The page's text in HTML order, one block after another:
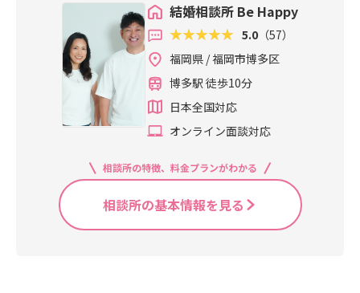
結婚相談所 Be Happy
5.0 （57）
福岡県 / 福岡市博多区
博多駅 徒歩10分
日本全国対応
オンライン面談対応
相談所の特徴、料金プランがわかる
相談所の基本情報を見る